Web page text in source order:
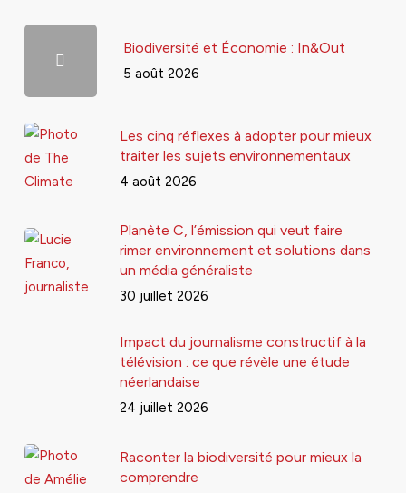
Biodiversité et Économie : In&Out
5 août 2026
Les cinq réflexes à adopter pour mieux
traiter les sujets environnementaux
4 août 2026
Planète C, l’émission qui veut faire
rimer environnement et solutions dans
un média généraliste
30 juillet 2026
Impact du journalisme constructif à la
télévision : ce que révèle une étude
néerlandaise
24 juillet 2026
Raconter la biodiversité pour mieux la
comprendre